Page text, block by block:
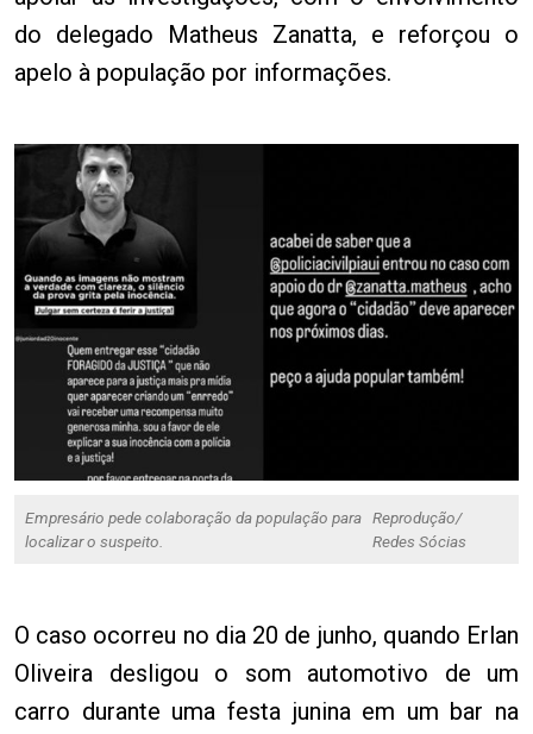
do delegado Matheus Zanatta, e reforçou o
apelo à população por informações.
Empresário pede colaboração da população para
localizar o suspeito.
Reprodução/
Redes Sócias
O caso ocorreu no dia 20 de junho, quando Erlan
Oliveira desligou o som automotivo de um
carro durante uma festa junina em um bar na